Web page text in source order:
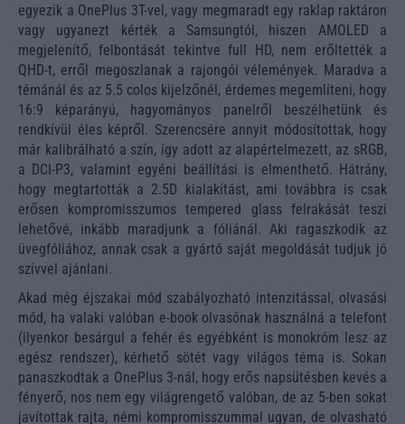
egyezik a OnePlus 3T-vel, vagy megmaradt egy raklap raktáron
vagy ugyanezt kérték a Samsungtól, hiszen AMOLED a
megjelenítő, felbontását tekintve full HD, nem erőltették a
QHD-t, erről megoszlanak a rajongói vélemények. Maradva a
témánál és az 5.5 colos kijelzőnél, érdemes megemlíteni, hogy
16:9 képarányú, hagyományos panelről beszélhetünk és
rendkívül éles képről. Szerencsére annyit módosítottak, hogy
már kalibrálható a szín, így adott az alapértelmezett, az sRGB,
a DCI-P3, valamint egyéni beállítási is elmenthető. Hátrány,
hogy megtartották a 2.5D kialakítást, ami továbbra is csak
erősen kompromisszumos tempered glass felrakását teszi
lehetővé, inkább maradjunk a fóliánál. Aki ragaszkodik az
üvegfóliához, annak csak a gyártó saját megoldását tudjuk jó
szívvel ajánlani.
Akad még éjszakai mód szabályozható intenzitással, olvasási
mód, ha valaki valóban e-book olvasónak használná a telefont
(ilyenkor besárgul a fehér és egyébként is monokróm lesz az
egész rendszer), kérhető sötét vagy világos téma is. Sokan
panaszkodtak a OnePlus 3-nál, hogy erős napsütésben kevés a
fényerő, nos nem egy világrengető valóban, de az 5-ben sokat
javítottak rajta, némi kompromisszummal ugyan, de olvasható